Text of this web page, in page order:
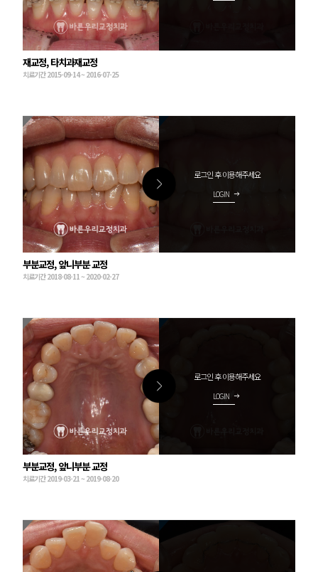
재교정, 타치과재교정
치료기간 2015-09-14 ~ 2016-07-25
로그인 후 이용해주세요
LOGIN arrow_right_alt
부분교정, 앞니부분 교정
치료기간 2018-08-11 ~ 2020-02-27
로그인 후 이용해주세요
LOGIN arrow_right_alt
부분교정, 앞니부분 교정
치료기간 2019-03-21 ~ 2019-08-20